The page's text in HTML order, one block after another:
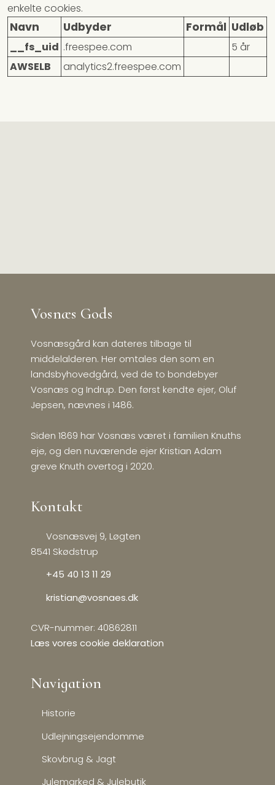
enkelte cookies.
Navn Udbyder Formål Udløb
__fs_uid .freespee.com
5 år
AWSELB
analytics2.freespee.com
Vosnæs Gods
Vosnæsgård kan dateres tilbage til
middelalderen. Her omtales den som en
landsbyhovedgård, ved de to bondebyer
Vosnæs og Indrup. Den først kendte ejer, Oluf
Jepsen, nævnes i 1486.
Siden 1869 har Vosnæs været i familien Knuths
eje, og den nuværende ejer Kristian Adam
greve Knuth overtog i 2020.
Kontakt
Vosnæsvej 9, Løgten
8541 Skødstrup
+45 40 13 11 29
kristian@vosnaes.dk
CVR-nummer: 40862811
Læs vores cookie deklaration
Navigation​
Historie
Udlejningsejendomme
Skovbrug & Jagt​
Julemarked & Julebutik​